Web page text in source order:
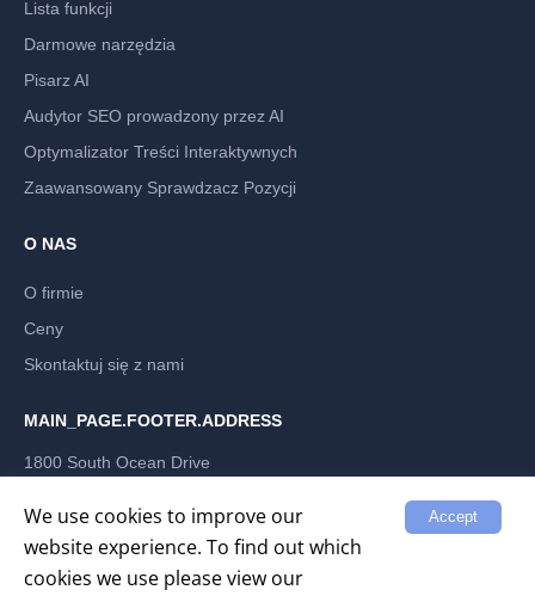
We use cookies to improve our
website experience. To find out which
cookies we use please view our
Accept
Lista funkcji
Darmowe narzędzia
Pisarz AI
Audytor SEO prowadzony przez AI
Optymalizator Treści Interaktywnych
Zaawansowany Sprawdzacz Pozycji
O NAS
O firmie
Ceny
Skontaktuj się z nami
MAIN_PAGE.FOOTER.ADDRESS
1800 South Ocean Drive
LABRIKA INC